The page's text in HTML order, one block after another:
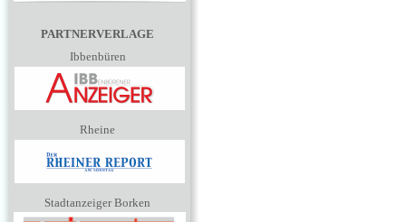
PARTNERVERLAGE
Ibbenbüren
Rheine
Stadtanzeiger Borken